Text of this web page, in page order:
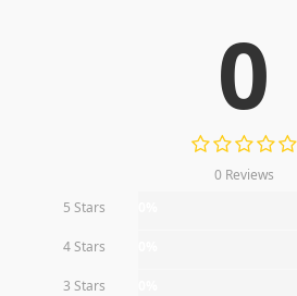
0
0 Reviews
5 Stars
4 Stars
3 Stars